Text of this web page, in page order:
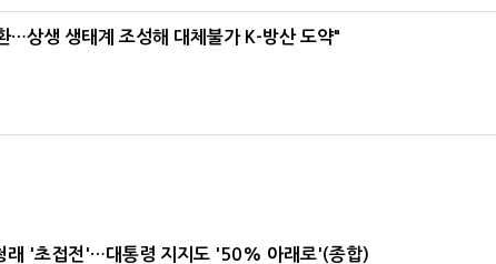
…상생 생태계 조성해 대체불가 K-방산 도약"
래 '초접전'…대통령 지지도 '50% 아래로'(종합)